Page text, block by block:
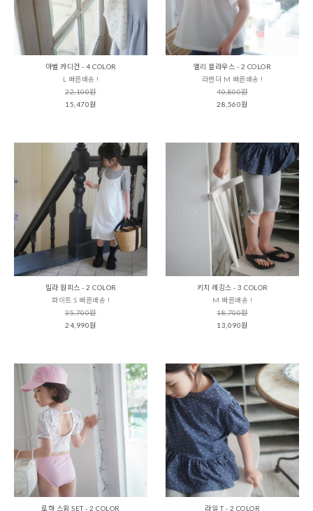
아벨 카디건 - 4 COLOR
L 빠른배송 !
22,100원
15,470원
엘리 블라우스 - 2 COLOR
라벤더 M 빠른배송 !
40,800원
28,560원
밀라 원피스 - 2 COLOR
화이트 S 빠른배송 !
35,700원
24,990원
키치 레깅스 - 3 COLOR
M 빠른배송 !
18,700원
13,090원
로하 스윔 SET - 2 COLOR
라일 T - 2 COLOR